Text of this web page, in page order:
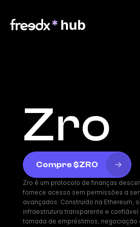
Zro
Compre $ZRO
Zro é um protocolo de finanças
fornece acesso sem permissões a
avançados. Construído na Ethereum,
infraestrutura transparente e
tomada de empréstimos, negociação